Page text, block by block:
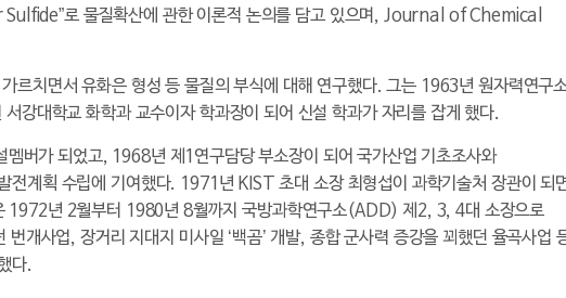
로 물질확산에 관한 이론적 논의를 담고 있으며, Journal of Chemical
르치면서 유화은 형성 등 물질의 부식에 대해 연구했다. 그는 1963년 원자력연구
강대학교 화학과 교수이자 학과장이 되어 신설 학과가 자리를 잡게 했다.
버가 되었고, 1968년 제1연구담당 부소장이 되어 국가산업 기초조사와
전계획 수립에 기여했다. 1971년 KIST 초대 소장 최형섭이 과학기술처 장관이 되
1972년 2월부터 1980년 8월까지 국방과학연구소(ADD) 제2, 3, 4대 소장으로
개사업, 장거리 지대지 미사일 ‘백곰’ 개발, 종합 군사력 증강을 꾀했던 율곡사업
다.